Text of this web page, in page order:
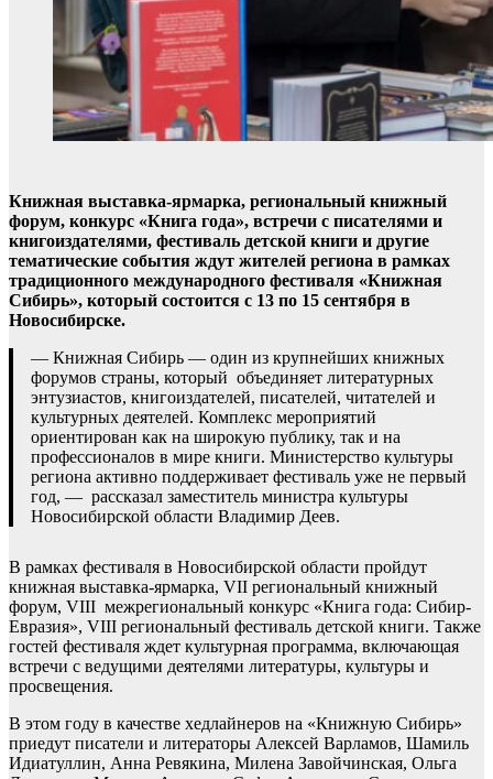
Книжная выставка-ярмарка, региональный книжный
форум, конкурс «Книга года», встречи с писателями и
книгоиздателями, фестиваль детской книги и другие
тематические события ждут жителей региона в рамках
традиционного международного фестиваля «Книжная
Сибирь», который состоится с 13 по 15 сентября в
Новосибирске.
— Книжная Сибирь — один из крупнейших книжных
форумов страны, который объединяет литературных
энтузиастов, книгоиздателей, писателей, читателей и
культурных деятелей. Комплекс мероприятий
ориентирован как на широкую публику, так и на
профессионалов в мире книги. Министерство культуры
региона активно поддерживает фестиваль уже не первый
год, — рассказал заместитель министра культуры
Новосибирской области Владимир Деев.
В рамках фестиваля в Новосибирской области пройдут
книжная выставка-ярмарка, VII региональный книжный
форум, VIII межрегиональный конкурс «Книга года: Сибир-
Евразия», VIII региональный фестиваль детской книги. Также
гостей фестиваля ждет культурная программа, включающая
встречи с ведущими деятелями литературы, культуры и
просвещения.
В этом году в качестве хедлайнеров на «Книжную Сибирь»
приедут писатели и литераторы Алексей Варламов, Шамиль
Идиатуллин, Анна Ревякина, Милена Завойчинская, Ольга